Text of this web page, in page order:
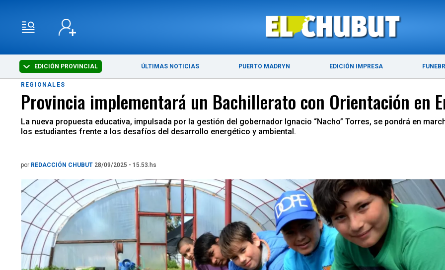
EDICIÓN PROVINCIAL ÚLTIMAS NOTICIAS PUERTO MADRYN EDICIÓN IMPRESA
ÚLTIMAS NOTICIAS PUERTO MADRYN
REGIONALES
Provincia implementará un Bachillerato con Orientación en
La nueva propuesta educativa, impulsada por la gestión del gobernador Ignacio “Nacho” Torres, se pondrá en
los estudiantes frente a los desafíos del desarrollo energético y ambiental.
por REDACCIÓN CHUBUT 28/09/2025 - 15.53.hs